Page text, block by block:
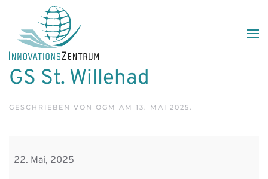
Skip to main content
GS St. Willehad
GESCHRIEBEN VON OGM AM 13. MAI 2025.
St.
22. Mai, 2025